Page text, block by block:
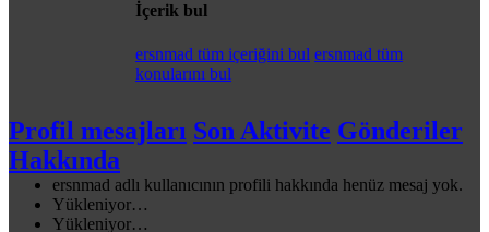
İçerik bul
ersnmad tüm içeriğini bul ersnmad tüm
konularını bul
Profil mesajları Son Aktivite Gönderiler
Hakkında
ersnmad adlı kullanıcının profili hakkında henüz mesaj yok.
Yükleniyor…
Yükleniyor…